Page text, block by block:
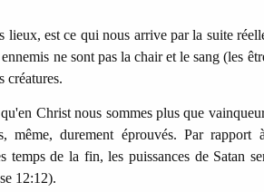
lieux, est ce qui nous arrive par la suite
ne sont pas la chair et le sang (les
créatures.
Christ nous sommes plus que
même, durement éprouvés. Par
temps de la fin, les puissances de Satan
12:12).